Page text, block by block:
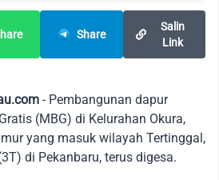
Share
Salin
Link
- Pembangunan dapur
(MBG) di Kelurahan Okura,
yang masuk wilayah Tertinggal,
di Pekanbaru, terus digesa.